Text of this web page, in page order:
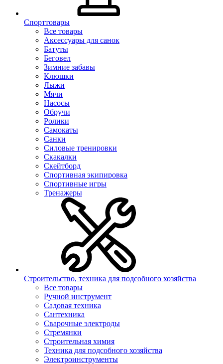
Спорттовары
Все товары
Аксессуары для санок
Батуты
Беговел
Зимние забавы
Клюшки
Лыжи
Мячи
Насосы
Обручи
Ролики
Самокаты
Санки
Силовые тренировки
Скакалки
Скейтборд
Спортивная экипировка
Спортивные игры
Тренажеры
Строительство, техника для подсобного хозяйства
Все товары
Ручной инструмент
Садовая техника
Сантехника
Сварочные электроды
Стремянки
Строительная химия
Техника для подсобного хозяйства
Электроинструменты